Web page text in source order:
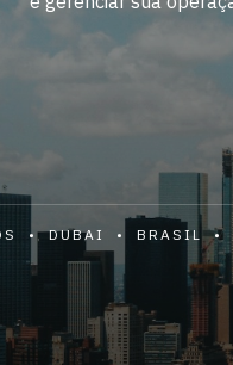
• DUBAI • BRASIL